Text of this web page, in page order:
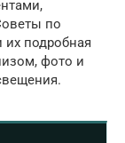
по
подробная
фото и